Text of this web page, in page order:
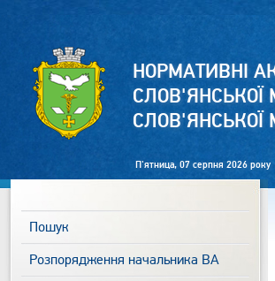
НОРМАТИВНІ
СЛОВ'ЯНСЬКОЇ
СЛОВ'ЯНСЬКОЇ
П'ятница, 07 серпня 2026 року
Пошук
Розпорядження начальника ВА